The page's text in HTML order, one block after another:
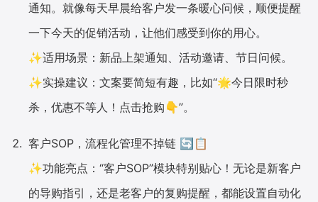
通知。就像每天早晨给客户发一条暖心问候，顺便提醒
一下今天的促销活动，让他们感受到你的用心。
✨适用场景：新品上架通知、活动邀请、节日问候。
✨实操建议：文案要简短有趣，比如“🌟今日限时秒
杀，优惠不等人！点击抢购👇”。
客户SOP，流程化管理不掉链 🔄📋
✨功能亮点：“客户SOP”模块特别贴心！无论是新客户
的导购指引，还是老客户的复购提醒，都能设置自动化